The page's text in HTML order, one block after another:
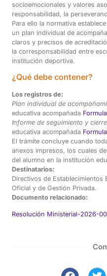
socioemocionales y valores
responsabilidad, la
Para ello la normativa
un plan individual de
claros y precisos de
la corresponsabilidad entre
institución deportiva.
¿Qué debe contener?
Los registros de:
Plan individual de
educativa acompañada
Informe de seguimiento y cierre
educativa acompañada
El trámite concluye cuando
anexos impresos, los cuales
del alumno en la institución
Destinatarios:
Directivos de Establecimientos
Oficial y de Gestión Privada.
Documento relacionado:
Resolución Ministerial-2026-